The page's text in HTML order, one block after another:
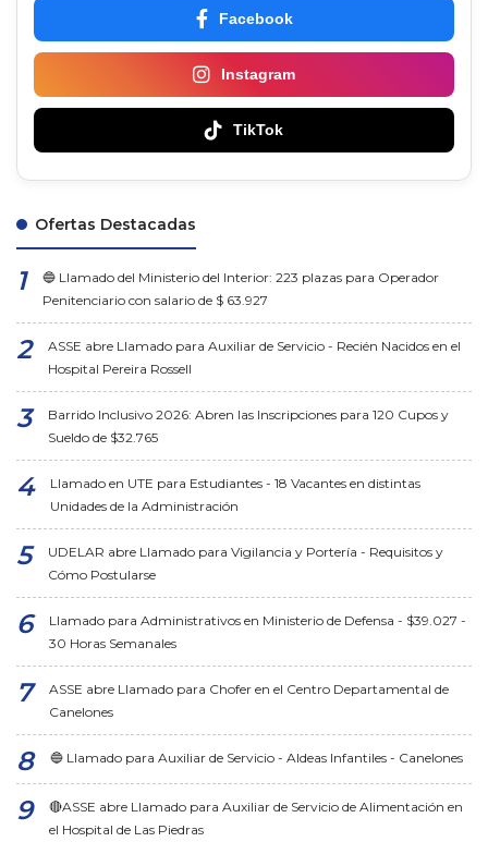
Facebook
Instagram
TikTok
Ofertas Destacadas
🔵 Llamado del Ministerio del Interior: 223 plazas para Operador
Penitenciario con salario de $ 63.927
ASSE abre Llamado para Auxiliar de Servicio - Recién Nacidos en el
Hospital Pereira Rossell
Barrido Inclusivo 2026: Abren las Inscripciones para 120 Cupos y
Sueldo de $32.765
Llamado en UTE para Estudiantes - 18 Vacantes en distintas
Unidades de la Administración
UDELAR abre Llamado para Vigilancia y Portería - Requisitos y
Cómo Postularse
Llamado para Administrativos en Ministerio de Defensa - $39.027 -
30 Horas Semanales
ASSE abre Llamado para Chofer en el Centro Departamental de
Canelones
🔵 Llamado para Auxiliar de Servicio - Aldeas Infantiles - Canelones
🔴ASSE abre Llamado para Auxiliar de Servicio de Alimentación en
el Hospital de Las Piedras